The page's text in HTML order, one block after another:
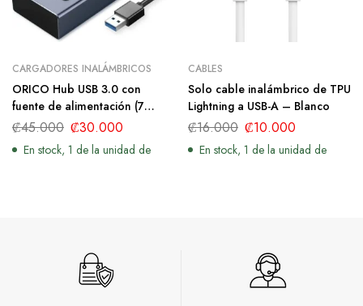
CARGADORES INALÁMBRICOS
ORICO Hub USB 3.0 con
fuente de alimentación (7
puertos, gris)
₡45.000 ₡30.000
En stock, 1 de la unidad de
CABLES
Solo cable inalámbrico de TPU
Lightning a USB-A – Blanco
₡16.000 ₡10.000
En stock, 1 de la unidad de